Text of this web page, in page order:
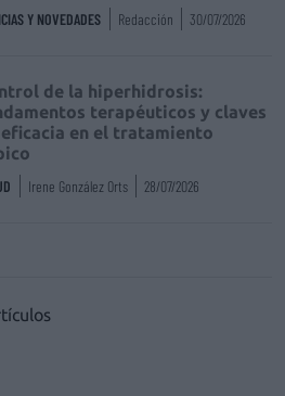
Y NOVEDADES Redacción 30/07/2026
de la hiperhidrosis:
terapéuticos y claves
en el tratamiento
Irene González Orts 28/07/2026